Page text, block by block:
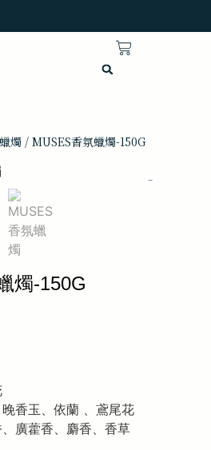
燭/ MUSES香氛蠟燭-150G
燭-150G
香玉、依蘭 、鳶尾花
廣藿香、麝香、香草